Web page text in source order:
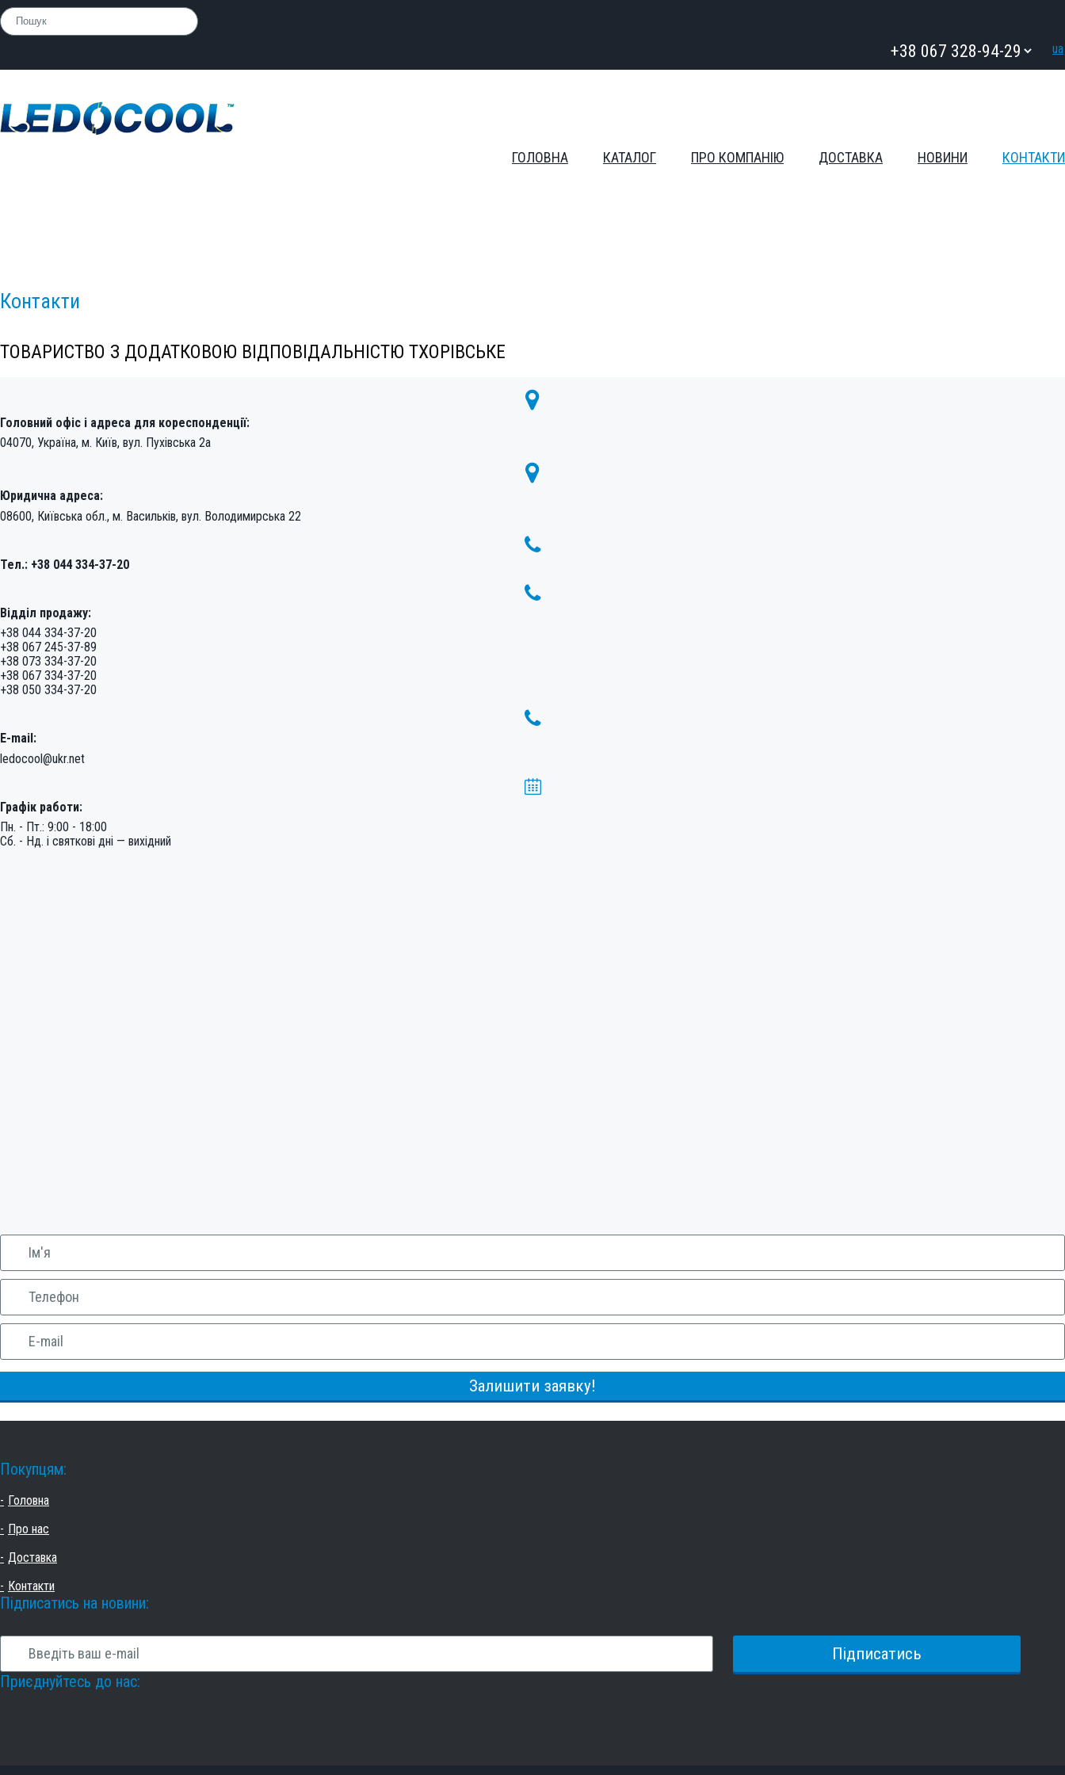
ua
ГОЛОВНА КАТАЛОГ ПРО КОМПАНІЮ ДОСТАВКА НОВИНИ КОНТАКТИ
Контакти
ТОВАРИСТВО З ДОДАТКОВОЮ ВІДПОВІДАЛЬНІСТЮ ТХОРІВСЬКЕ
Головний офіс і адреса для кореспонденції:
04070, Україна, м. Київ, вул. Пухівська 2а
Юридична адреса:
08600, Київська обл., м. Васильків, вул. Володимирська 22
Тел.: +38 044 334-37-20
Відділ продажу:
+38 044 334-37-20
+38 067 245-37-89
+38 073 334-37-20
+38 067 334-37-20
+38 050 334-37-20
E-mail:
ledocool@ukr.net
Графік работи:
Пн. - Пт.: 9:00 - 18:00
Сб. - Нд. і святкові дні — вихідний
Покупцям:
Головна
Про нас
Доставка
Контакти
Підписатись на новини:
Приєднуйтесь до нас: